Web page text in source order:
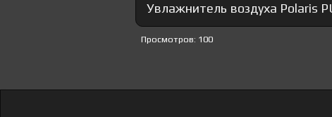
Увлажнитель воздуха Polaris
Просмотров: 100